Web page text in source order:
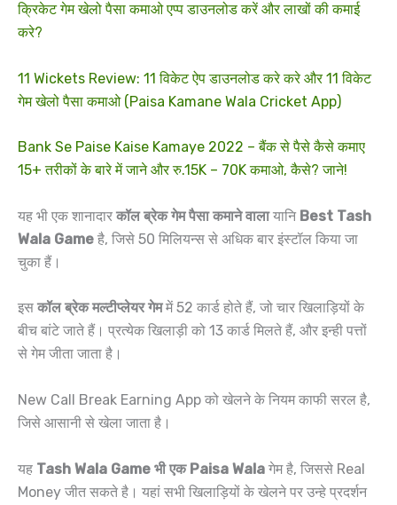
क्रिकेट गेम खेलो पैसा कमाओ एप्प डाउनलोड करें और लाखों की कमाई
करे?
11 Wickets Review: 11 विकेट ऐप डाउनलोड करे करे और 11 विकेट
गेम खेलो पैसा कमाओ (Paisa Kamane Wala Cricket App)
Bank Se Paise Kaise Kamaye 2022 – बैंक से पैसे कैसे कमाए
15+ तरीकों के बारे में जाने और रु.15K – 70K कमाओ, कैसे? जाने!
यह भी एक शानादार कॉल ब्रेक गेम पैसा कमाने वालायानि Best Tash
Wala Game है, जिसे 50 मिलियन्स से अधिक बार इंस्टॉल किया जा
चुका हैं।
इस कॉल ब्रेक मल्टीप्लेयर गेममें 52 कार्ड होते हैं, जो चार खिलाड़ियों के
बीच बांटे जाते हैं। प्रत्येक खिलाड़ी को 13 कार्ड मिलते हैं, और इन्ही पत्तों
से गेम जीता जाता है।
New Call Break Earning App को खेलने के नियम काफी सरल है,
जिसे आसानी से खेला जाता है।
यह Tash Wala Game भी एक Paisa Wala गेम है, जिससे Real
Money जीत सकते है। यहां सभी खिलाड़ियों के खेलने पर उन्हे प्रदर्शन